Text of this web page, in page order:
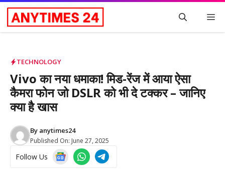
Skip
content
TECHNOLOGY
Vivo का नया धमाका! मिड-रेंज में आया ऐसा
कैमरा फोन जो DSLR को भी दे टक्कर – जानिए
क्या है खास
By anytimes24
Published On: June 27, 2025
Follow Us